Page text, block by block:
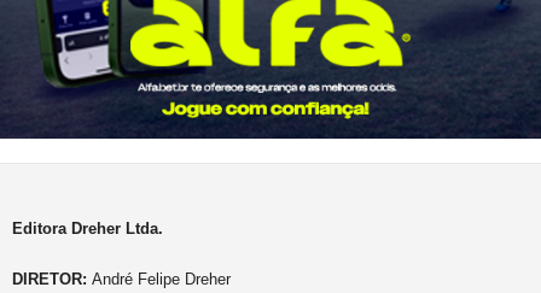
Editora Dreher Ltda.
DIRETOR: André Felipe Dreher